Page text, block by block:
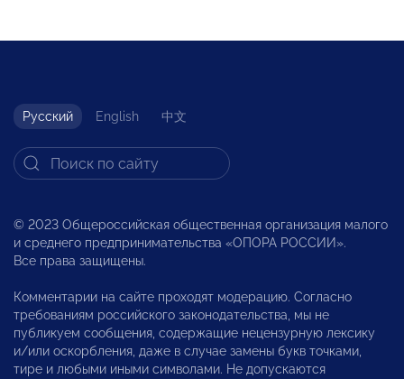
Русский English 中文
© 2023 Общероссийская общественная организация малого
и среднего предпринимательства «ОПОРА РОССИИ».
Все права защищены.
Комментарии на сайте проходят модерацию. Согласно
требованиям российского законодательства, мы не
публикуем сообщения, содержащие нецензурную лексику
и/или оскорбления, даже в случае замены букв точками,
тире и любыми иными символами. Не допускаются